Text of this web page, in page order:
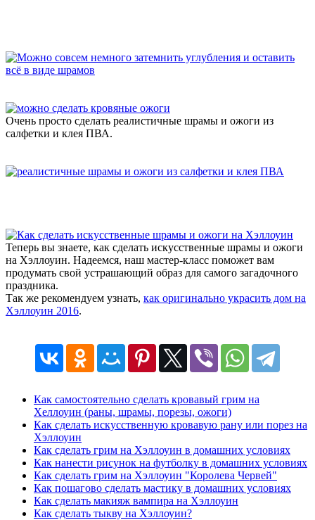
Очень просто сделать реалистичные шрамы и ожоги из
салфетки и клея ПВА.
Теперь вы знаете, как сделать искусственные шрамы и ожоги
на Хэллоуин. Надеемся, наш мастер-класс поможет вам
продумать свой устрашающий образ для самого загадочного
праздника.
Так же рекомендуем узнать, как оригинально украсить дом на
Хэллоуин 2016.
Как самостоятельно сделать кровавый грим на
Хеллоуин (раны, шрамы, порезы, ожоги)
Как сделать искусственную кровавую рану или порез на
Хэллоуин
Как сделать грим на Хэллоуин в домашних условиях
Как нанести рисунок на футболку в домашних условиях
Как сделать грим на Хэллоуин "Королева Червей"
Как пошагово сделать мастику в домашних условиях
Как сделать макияж вампира на Хэллоуин
Как сделать тыкву на Хэллоуин?